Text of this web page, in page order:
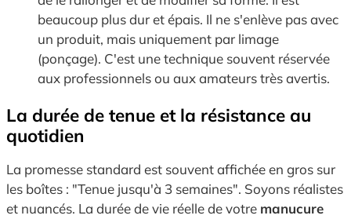
beaucoup plus dur et épais. Il ne s'enlève pas avec
un produit, mais uniquement par limage
(ponçage). C'est une technique souvent réservée
aux professionnels ou aux amateurs très avertis.
La durée de tenue et la résistance au
quotidien
La promesse standard est souvent affichée en gros sur
les boîtes : "Tenue jusqu'à 3 semaines". Soyons réalistes
et nuancés. La durée de vie réelle de votre manucure